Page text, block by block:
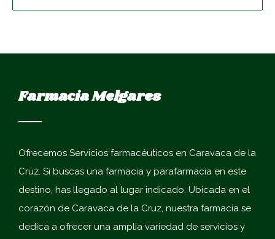
Farmacia Melgares
Ofrecemos Servicios farmacéuticos en Caravaca de la
Cruz. Si buscas una farmacia y parafarmacia en este
destino, has llegado al lugar indicado. Ubicada en el
corazón de Caravaca de la Cruz, nuestra farmacia se
dedica a ofrecer una amplia variedad de servicios y